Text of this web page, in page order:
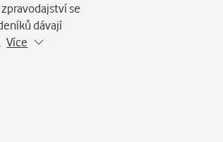
se
dávají
Více